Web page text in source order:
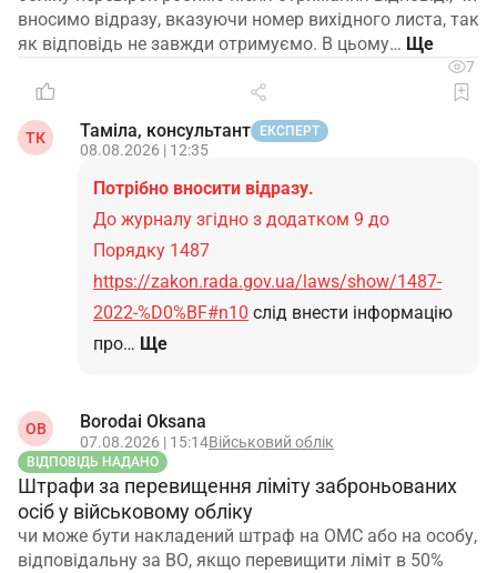
вносимо відразу, вказуючи номер вихідного листа, так
як відповідь не завжди отримуємо. В цьому…
7
ТК Таміла, консультант ЕКСПЕРТ
08.08.2026 | 12:35
Потрібно вносити відразу.
До журналу згідно з додатком 9 до
Порядку 1487
https://zakon.rada.gov.ua/laws/show/1487-
2022-%D0%BF#n10 слід внести інформацію
про… Ще
OB Borodai Oksana
07.08.2026 | 15:14Військовий облік
ВІДПОВІДЬ НАДАНО
Штрафи за перевищення ліміту заброньованих
осіб у військовому обліку
чи може бути накладений штраф на ОМС або на особу,
відповідальну за ВО, якщо перевищити ліміт в 50%